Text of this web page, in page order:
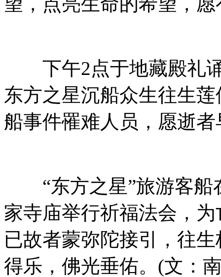
下午2点于地藏殿礼诵
东方之星沉船众生往生
船事件罹难人员，愿逝
“东方之星”旅游客船
家寺庙举行祈福法会，
已故者蒙弥陀接引，往
得乐，佛光垂佑。(文：